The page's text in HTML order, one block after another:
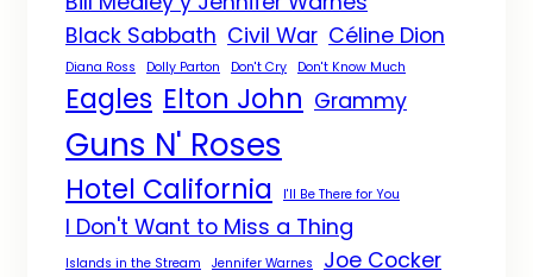
Black Sabbath Civil War Céline Dion
Diana Ross Dolly Parton Don't Cry Don't Know Much
Eagles Elton John Grammy
Guns N' Roses
Hotel California I'll Be There for You
I Don't Want to Miss a Thing
Islands in the Stream Jennifer Warnes
Joe Cocker